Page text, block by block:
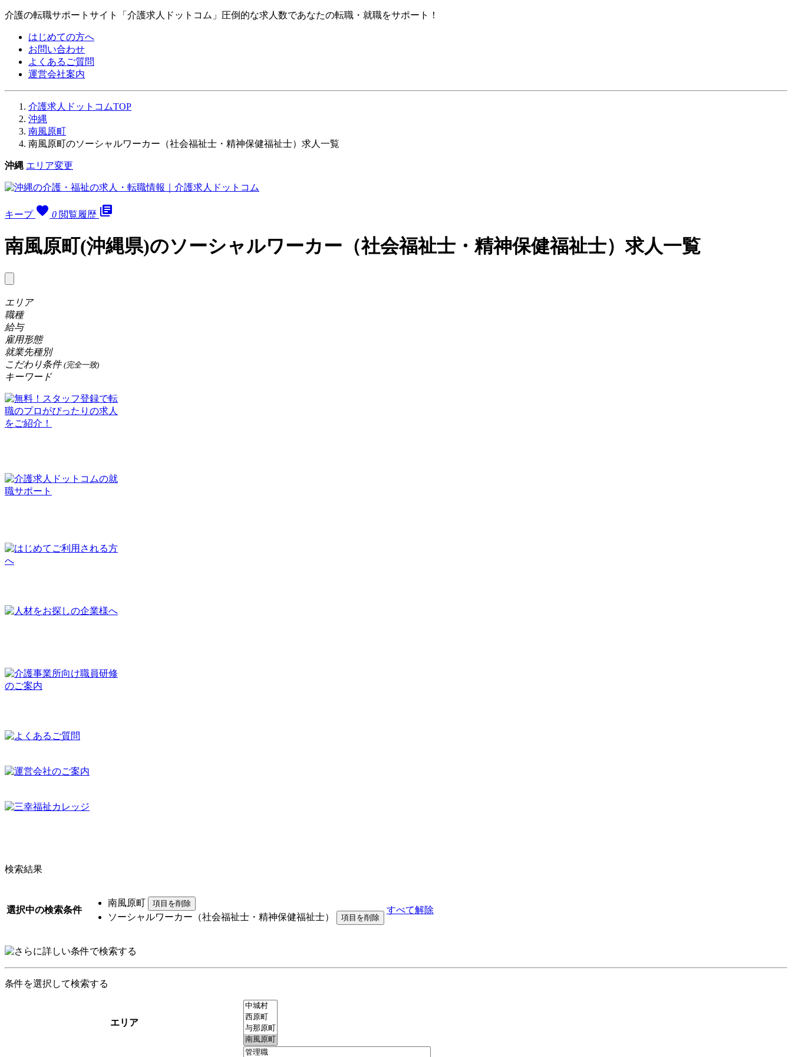
介護の転職サポートサイト「介護求人ドットコム」圧倒的な求人数であなたの転職・就職をサポート！
はじめての方へ
お問い合わせ
よくあるご質問
運営会社案内
介護求人ドットコムTOP
沖縄
南風原町
南風原町のソーシャルワーカー（社会福祉士・精神保健福祉士）求人一覧
沖縄 エリア変更
キープ favorite 0 閲覧履歴 library_books
南風原町(沖縄県)のソーシャルワーカー（社会福祉士・精神保健福祉士）求人一覧
エリア
職種
給与
雇用形態
就業先種別
こだわり条件 (完全一致)
キーワード
検索結果
選択中の検索条件
南風原町
ソーシャルワーカー（社会福祉士・精神保健福祉士）
すべて解除
条件を選択して検索する
エリア